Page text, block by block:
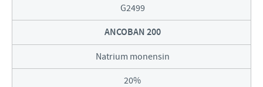
G2499
ANCOBAN 200
Natrium monensin
20%